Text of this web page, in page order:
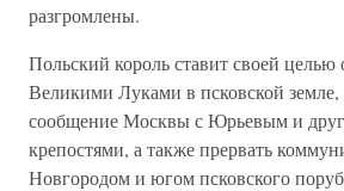
разгромлены.
Польский король ставит своей целью
Великими Луками в псковской земле,
сообщение Москвы с Юрьевым и
крепостями, а также прервать
Новгородом и югом псковского